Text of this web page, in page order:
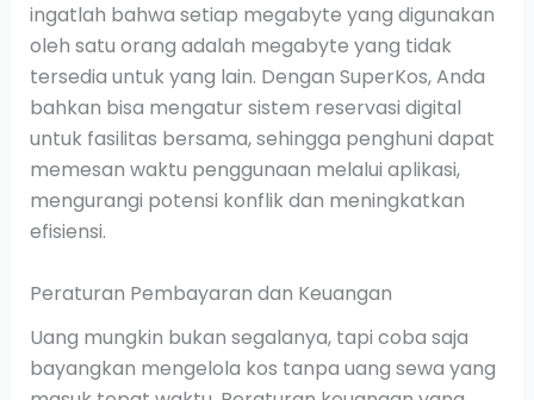
ingatlah bahwa setiap megabyte yang digunakan
oleh satu orang adalah megabyte yang tidak
tersedia untuk yang lain. Dengan SuperKos, Anda
bahkan bisa mengatur sistem reservasi digital
untuk fasilitas bersama, sehingga penghuni dapat
memesan waktu penggunaan melalui aplikasi,
mengurangi potensi konflik dan meningkatkan
efisiensi.
Peraturan Pembayaran dan Keuangan
Uang mungkin bukan segalanya, tapi coba saja
bayangkan mengelola kos tanpa uang sewa yang